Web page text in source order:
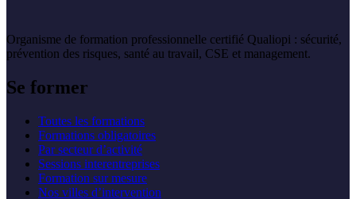
Organisme de formation professionnelle certifié Qualiopi : sécurité,
prévention des risques, santé au travail, CSE et management.
Se former
Toutes les formations
Formations obligatoires
Par secteur d’activité
Sessions interentreprises
Formation sur mesure
Nos villes d’intervention